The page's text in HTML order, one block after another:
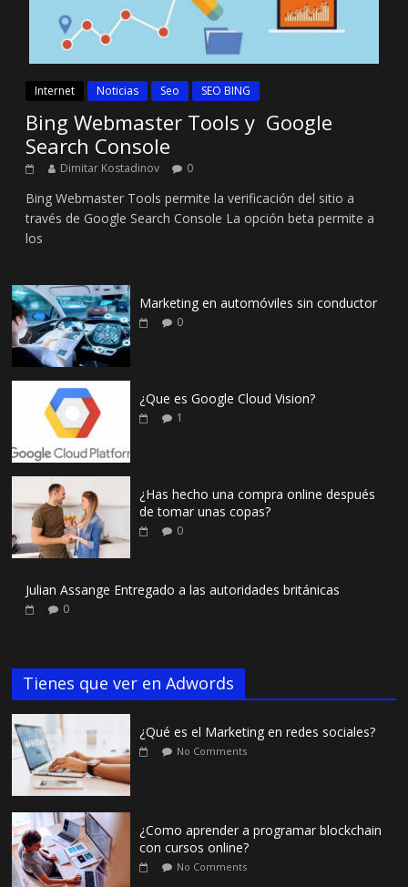
Internet Noticias Seo SEO BING
Bing Webmaster Tools y Google
Search Console
Dimitar Kostadinov 0
Bing Webmaster Tools permite la verificación del sitio a
través de Google Search Console La opción beta permite a
los
Marketing en automóviles sin conductor
0
¿Que es Google Cloud Vision?
1
¿Has hecho una compra online después
de tomar unas copas?
0
Julian Assange Entregado a las autoridades británicas
0
Tienes que ver en Adwords
¿Qué es el Marketing en redes sociales?
No Comments
¿Como aprender a programar blockchain
con cursos online?
No Comments